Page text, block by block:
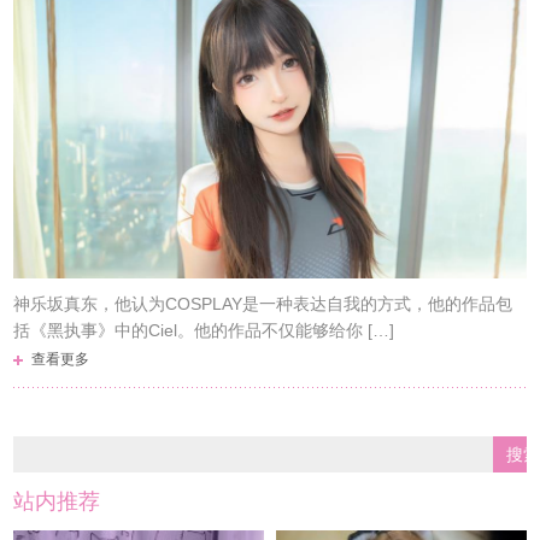
神乐坂真东，他认为COSPLAY是一种表达自我的方式，他的作品包
括《黑执事》中的Ciel。他的作品不仅能够给你 […]
查看更多
站内推荐